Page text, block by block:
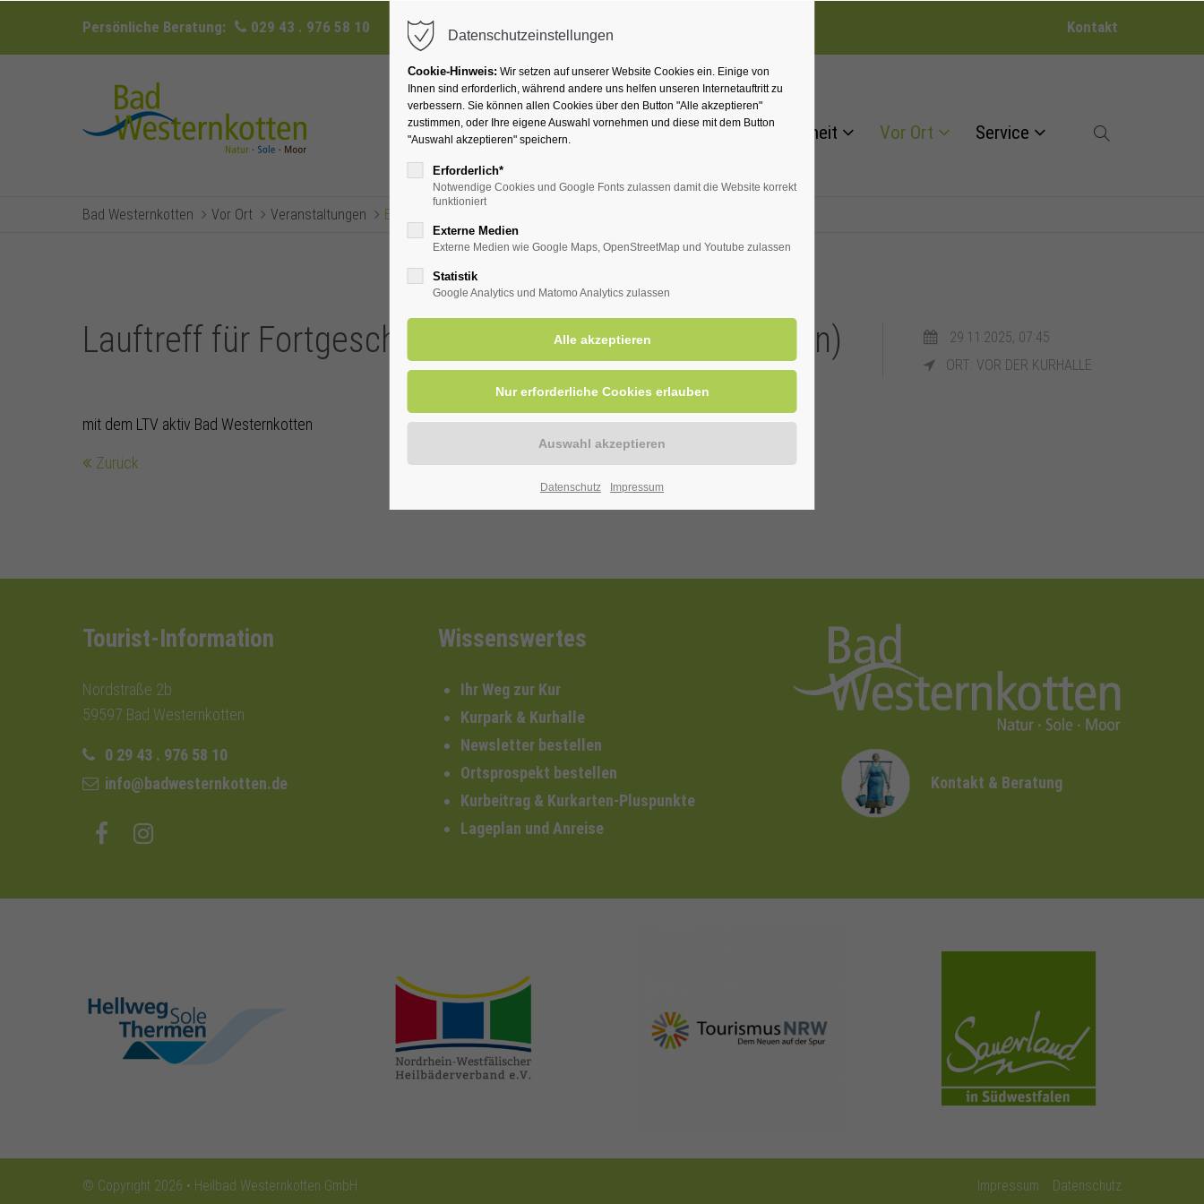
Persönliche Beratung: 029 43 . 976 58 10 info@badwesternkotten.de Kontakt
Ihr Heilbad Übernachten Für Ihre Gesundheit Vor Ort Service
Bad Westernkotten Vor Ort Veranstaltungen Eventsreader (Timeline)
Lauftreff für Fortgeschrittene (versch. Streckenlängen)
29.11.2025, 07:45
ORT: VOR DER KURHALLE
mit dem LTV aktiv Bad Westernkotten
Zurück
Tourist-Information
Nordstraße 2b
59597 Bad Westernkotten
0 29 43 . 976 58 10
info@badwesternkotten.de
Wissenswertes
Ihr Weg zur Kur
Kurpark & Kurhalle
Newsletter bestellen
Ortsprospekt bestellen
Kurbeitrag & Kurkarten-Pluspunkte
Lageplan und Anreise
Kontakt & Beratung
hellweg-sole-
thermen.de
heilbaeder.de
nrw-tourismus.de sauerland.com
© Copyright 2026 • Heilbad Westernkotten GmbH Impressum Datenschutz
Datenschutzeinstellungen
Cookie-Hinweis: Wir setzen auf unserer Website Cookies ein. Einige von
Ihnen sind erforderlich, während andere uns helfen unseren Internetauftritt zu
verbessern. Sie können allen Cookies über den Button "Alle akzeptieren"
zustimmen, oder Ihre eigene Auswahl vornehmen und diese mit dem Button
"Auswahl akzeptieren" speichern.
Erforderlich*
Notwendige Cookies und Google Fonts zulassen damit die Website korrekt
funktioniert
Externe Medien
Externe Medien wie Google Maps, OpenStreetMap und Youtube zulassen
Statistik
Google Analytics und Matomo Analytics zulassen
Datenschutz Impressum